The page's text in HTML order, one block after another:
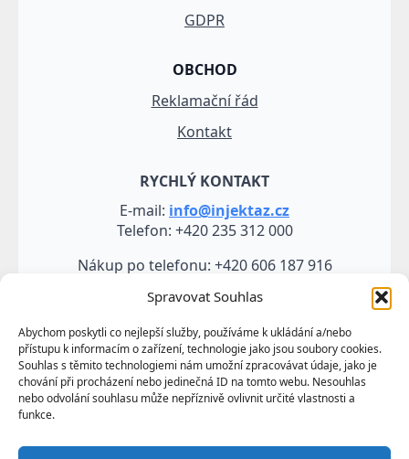
Spravovat Souhlas
Abychom poskytli co nejlepší služby, používáme k ukládání a/nebo
přístupu k informacím o zařízení, technologie jako jsou soubory cookies.
Souhlas s těmito technologiemi nám umožní zpracovávat údaje, jako je
chování při procházení nebo jedinečná ID na tomto webu. Nesouhlas
nebo odvolání souhlasu může nepříznivě ovlivnit určité vlastnosti a
funkce.
GDPR
OBCHOD
Reklamační řád
Kontakt
RYCHLÝ KONTAKT
E-mail: info@injektaz.cz
Telefon: +420 235 312 000
Nákup po telefonu: +420 606 187 916
Veškeré údaje, zejména texty a fotografie uvedené na